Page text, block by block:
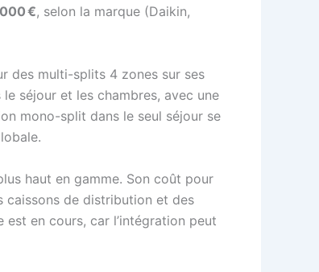
€, selon la marque (Daikin,
des multi-splits 4 zones sur ses
séjour et les chambres, avec une
mono-split dans le seul séjour se
haut en gamme. Son coût pour
caissons de distribution et des
en cours, car l’intégration peut